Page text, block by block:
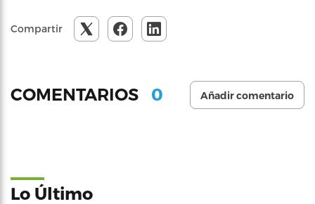
Compartir
COMENTARIOS 0 Añadir comentario
Lo Último